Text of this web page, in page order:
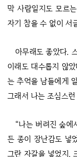
막 사람일지도 모르
자기 참을 수 없이 서
아무래도 좋았다.
이래도 대수롭지 않
는 추억을 남들에게
그래서 나는 조심스
“나는 버려진 숲
든 종이 장난감도 넣
그란 자갈을 넣었지.